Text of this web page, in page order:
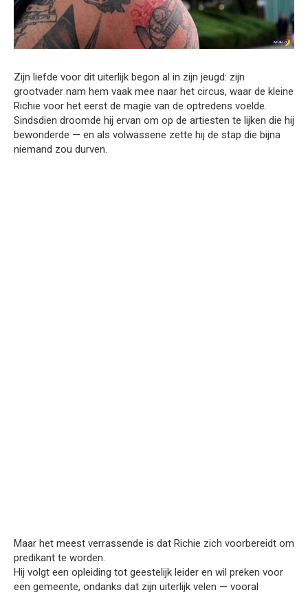
Zijn liefde voor dit uiterlijk begon al in zijn jeugd: zijn
grootvader nam hem vaak mee naar het circus, waar de kleine
Richie voor het eerst de magie van de optredens voelde.
Sindsdien droomde hij ervan om op de artiesten te lijken die hij
bewonderde — en als volwassene zette hij de stap die bijna
niemand zou durven.
Maar het meest verrassende is dat Richie zich voorbereidt om
predikant te worden.
Hij volgt een opleiding tot geestelijk leider en wil preken voor
een gemeente, ondanks dat zijn uiterlijk velen — vooral